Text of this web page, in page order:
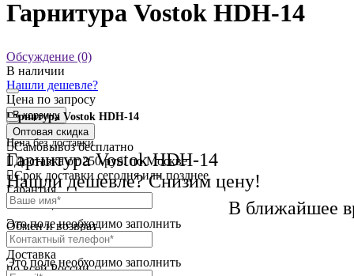
Гарнитура Vostok HDH-14
Обсуждение (0)
Гарнитура Vostok HDH-14
Цена без доставки
Гарнитура Vostok HDH-14
Нашли дешевле? Снизим цену!
Это поле необходимо заполнить
Это поле необходимо заполнить
В наличии
Нашли дешевле?
В ближайшее
Цена по запросу
В корзину
Оптовая скидка
Самовывоз бесплатно
Доставка от 250 руб. по Москве
Cрок доставки сегодня или позднее
Гарантия
12 месяца
Обмен и возврат
2 недели
Доставка
по всей России